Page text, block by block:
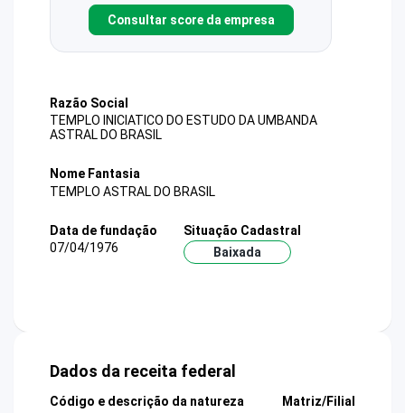
Consultar score da empresa
Razão Social
TEMPLO INICIATICO DO ESTUDO DA UMBANDA
ASTRAL DO BRASIL
Nome Fantasia
TEMPLO ASTRAL DO BRASIL
Data de fundação
07/04/1976
Situação Cadastral
Baixada
Dados da receita federal
Código e descrição da natureza
Matriz/Filial